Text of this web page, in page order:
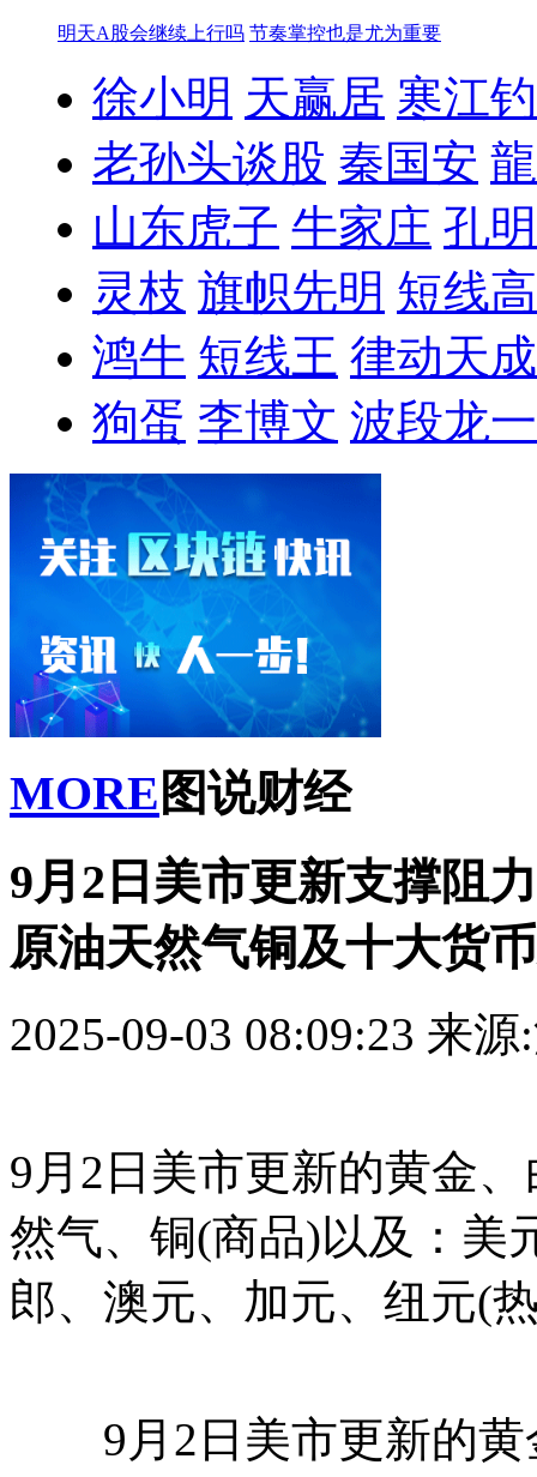
明天A股会继续上行吗 节奏掌控也是尤为重要
徐小明 天赢居 寒江
老孙头谈股 秦国安
山东虎子 牛家庄 孔
灵枝 旗帜先明 短线
鸿牛 短线王 律动天成
狗蛋 李博文 波段龙一
MORE 图说财经
9月2日美市更新支撑阻
原油天然气铜及十大货
2025-09-03 08:09:23 来源
9月2日美市更新的黄金
然气、铜(商品)以及：美
郎、澳元、加元、纽元(
9月2日美市更新的黄